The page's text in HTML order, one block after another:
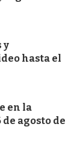
y
hasta el
en la
agosto de